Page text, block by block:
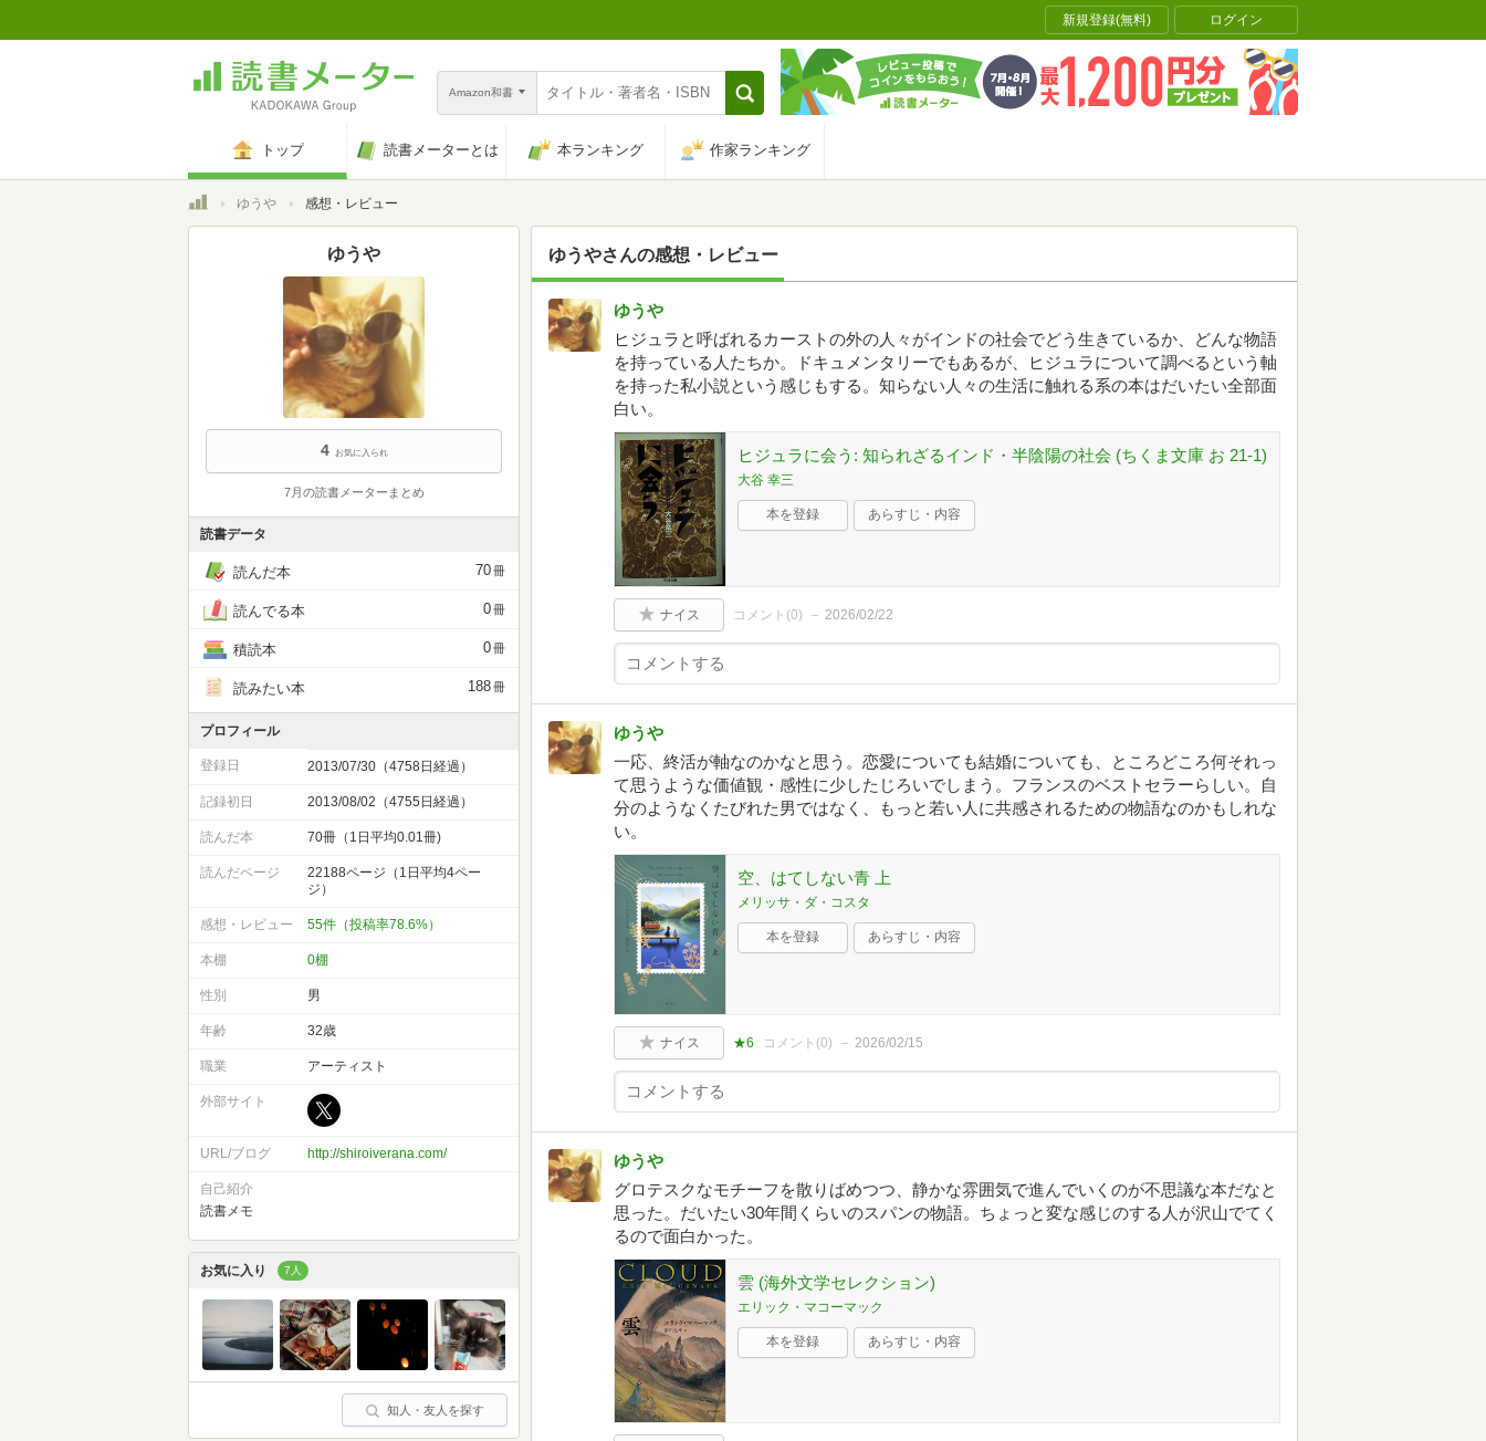
新規登録(無料) ログイン
Amazon和書
トップ 読書メーターとは 本ランキング 作家ランキング
トップゆうや 感想・レビュー
ゆうやさんの感想・レビュー
ゆうや
ヒジュラと呼ばれるカーストの外の人々がインドの社会でどう生きているか、どんな物語
を持っている人たちか。ドキュメンタリーでもあるが、ヒジュラについて調べるという軸
を持った私小説という感じもする。知らない人々の生活に触れる系の本はだいたい全部面
白い。
ヒジュラに会う: 知られざるインド・半陰陽の社会 (ちくま文庫 お 21-1)
大谷 幸三
本を登録 あらすじ・内容
ナイス コメント(0) 2026/02/22
ゆうや
一応、終活が軸なのかなと思う。恋愛についても結婚についても、ところどころ何それっ
て思うような価値観・感性に少したじろいでしまう。フランスのベストセラーらしい。自
分のようなくたびれた男ではなく、もっと若い人に共感されるための物語なのかもしれな
い。
空、はてしない青 上
メリッサ・ダ・コスタ
本を登録 あらすじ・内容
ナイス ★6 コメント(0) 2026/02/15
ゆうや
グロテスクなモチーフを散りばめつつ、静かな雰囲気で進んでいくのが不思議な本だなと
思った。だいたい30年間くらいのスパンの物語。ちょっと変な感じのする人が沢山でてく
るので面白かった。
雲 (海外文学セレクション)
エリック・マコーマック
本を登録 あらすじ・内容
ゆうや
4 お気に入られ
7月の読書メーターまとめ
読書データ
読んだ本 70冊
読んでる本 0冊
積読本 0冊
読みたい本 188冊
プロフィール
登録日 2013/07/30（4758日経過）
記録初日 2013/08/02（4755日経過）
読んだ本 70冊（1日平均0.01冊)
読んだページ
22188ページ（1日平均4ペー
ジ）
感想・レビュー 55件（投稿率78.6%）
本棚 0棚
性別 男
年齢 32歳
職業 アーティスト
外部サイト
URL/ブログ http://shiroiverana.com/
自己紹介
読書メモ
お気に入り 7人
知人・友人を探す